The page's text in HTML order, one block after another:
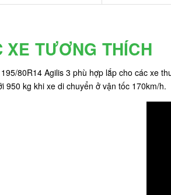
XE TƯƠNG THÍCH
80R14 Agilis 3 phù hợp lắp cho các xe
950 kg khi xe di chuyển ở vận tốc 170km/h.